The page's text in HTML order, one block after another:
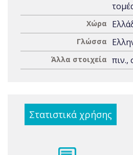
Χώρα
Γλώσσα
Άλλα στοιχεία πιν.,
Στατιστικά χρήσης